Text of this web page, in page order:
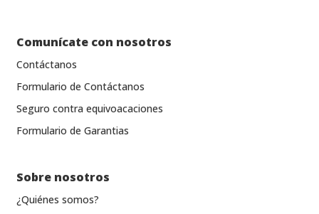
Comunícate con nosotros
Contáctanos
Formulario de Contáctanos
Seguro contra equivoacaciones
Formulario de Garantias
Sobre nosotros
¿Quiénes somos?